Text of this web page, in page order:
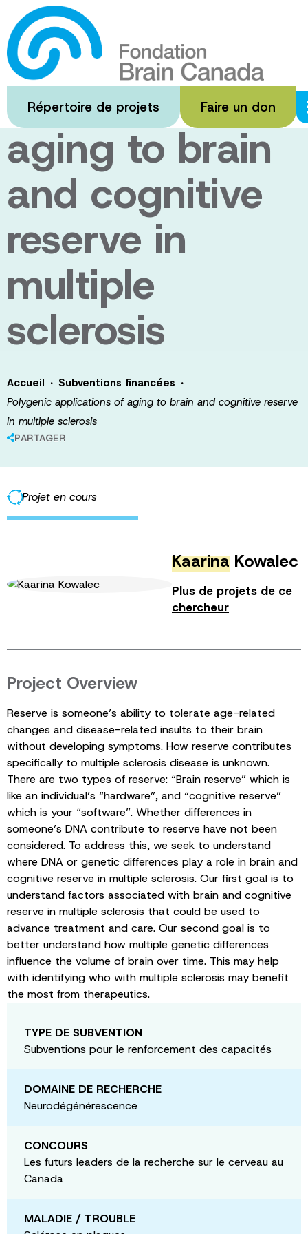
Passer
au
contenu
principal
Répertoire de projets Faire un don
Polygenic
applications of
aging to brain
and cognitive
reserve in
multiple
sclerosis
Accueil · Subventions financées ·
Polygenic applications of aging to brain and cognitive reserve
in multiple sclerosis
PARTAGER
Projet en cours
Kaarina Kowalec
Plus de projets de ce
chercheur
Project Overview
Reserve is someone’s ability to tolerate age-related
changes and disease-related insults to their brain
without developing symptoms. How reserve contributes
specifically to multiple sclerosis disease is unknown.
There are two types of reserve: “Brain reserve” which is
like an individual’s “hardware”, and “cognitive reserve”
which is your “software”. Whether differences in
someone’s DNA contribute to reserve have not been
considered. To address this, we seek to understand
where DNA or genetic differences play a role in brain and
cognitive reserve in multiple sclerosis. Our first goal is to
understand factors associated with brain and cognitive
reserve in multiple sclerosis that could be used to
advance treatment and care. Our second goal is to
better understand how multiple genetic differences
influence the volume of brain over time. This may help
with identifying who with multiple sclerosis may benefit
the most from therapeutics.
TYPE DE SUBVENTION
Subventions pour le renforcement des capacités
DOMAINE DE RECHERCHE
Neurodégénérescence
CONCOURS
Les futurs leaders de la recherche sur le cerveau au
Canada
MALADIE / TROUBLE